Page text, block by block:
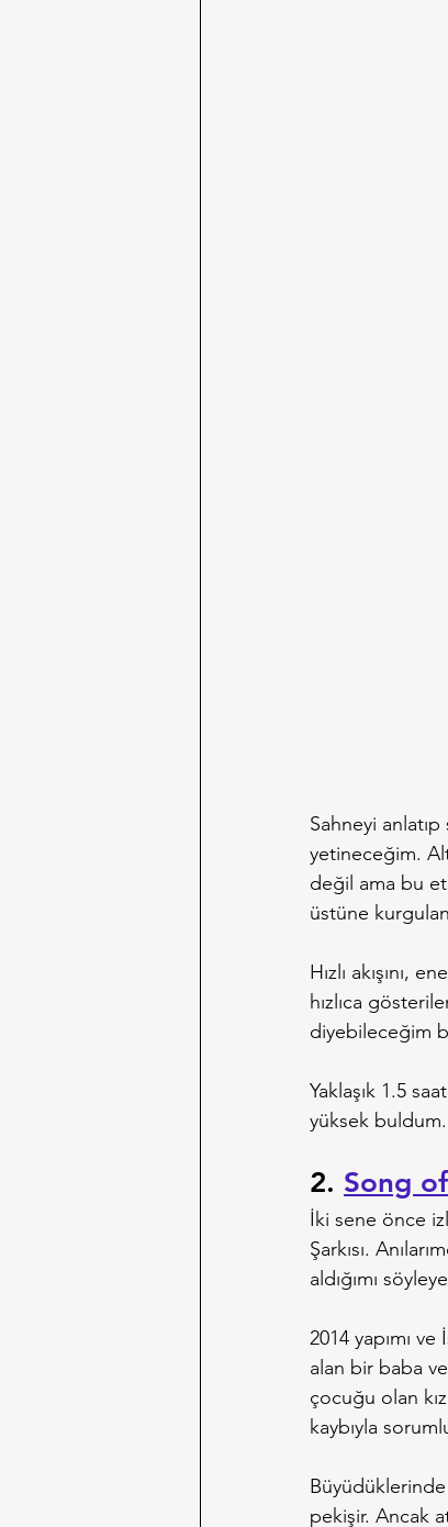
Sahneyi
yetineceğim.
değil ama bu
üstüne
Hızlı akışını,
hızlıca
diyebileceğim
Yaklaşık 1.5
yüksek buldum.
2. Song
İki sene önce
Şarkısı.
aldığımı
2014 yapımı
alan bir baba
çocuğu olan
kaybıyla
pekişir. Ancak